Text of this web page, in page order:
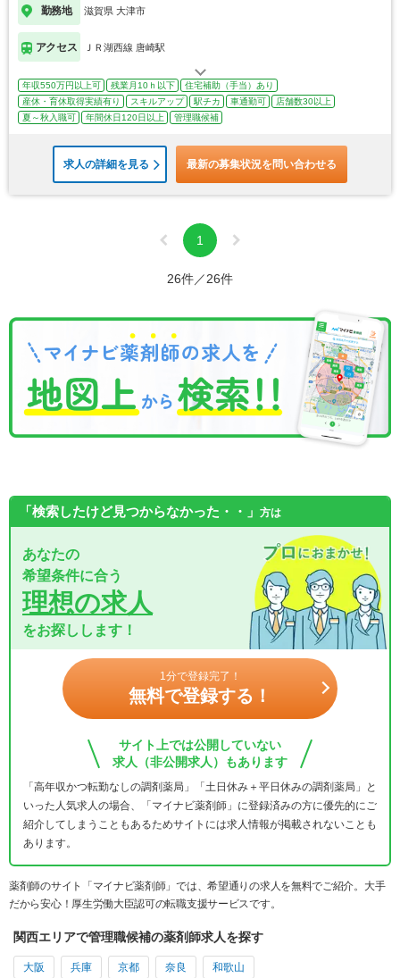
勤務地 滋賀県 大津市
アクセス ＪＲ湖西線 唐崎駅
年収550万円以上可 残業月10ｈ以下
住宅補助（手当）あり
産休・育休取得実績有り
スキルアップ 駅チカ 車通勤可
店舗数30以上
夏～秋入職可
年間休日120日以上 管理職候補
求人の詳細を見る 最新の募集状況を問い合わせる
1
26件／26件
「検索したけど見つからなかった・・」 方は
あなたの
希望条件に合う
理想の求人
をお探しします！
1分で登録完了！
無料で登録する！
サイト上では公開していない
求人（非公開求人）もあります
「高年収かつ転勤なしの調剤薬局」「土日休み＋平日休みの調剤薬局」と
いった人気求人の場合、「マイナビ薬剤師」に登録済みの方に優先的にご
紹介してしまうこともあるためサイトには求人情報が掲載されないことも
あります。
薬剤師のサイト「マイナビ薬剤師」では、希望通りの求人を無料でご紹介。大手
だから安心！厚生労働大臣認可の転職支援サービスです。
関西エリアで管理職候補の薬剤師求人を探す
大阪 兵庫 京都 奈良 和歌山